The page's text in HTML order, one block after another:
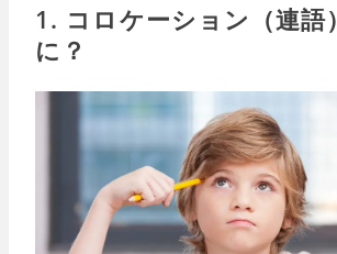
1. コロケーション（連語
に？